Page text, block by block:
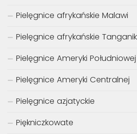
Pielęgnice afrykańskie Malawi
Pielęgnice afrykańskie
Pielęgnice Ameryki Południowej
Pielęgnice Ameryki Centralnej
Pielęgnice azjatyckie
Piękniczkowate